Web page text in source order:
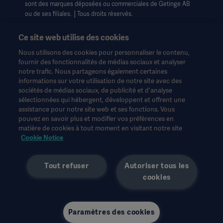
sont des marques déposées ou commerciales de Getinge AB
ou de ses filiales. │Tous droits réservés.
Ces informations sont destinées exclusivement aux
professionnels de la santé ou à d'autres publics professionnels
et sont fournies à titre d'information uniquement. Elles ne sont
pas exhaustives et ne remplacent en aucun cas le mode
d'emploi, le manuel d'entretien ou les conseils médicaux.
Getinge n'assume aucune responsabilité pour toute action ou
omission d'une partie basée sur ce matériel, et l'utilisateur s'y fie
Toute thérapie, solution ou produit mentionné peut ne pas être
disponible ou autorisé dans votre pays. Les informations ne
peuvent être copiées ou utilisées, en tout ou en partie, sans
strictement ceux de l'interviewé et ne reflètent ou ne
représentent pas nécessairement les points de vue de Getinge.
Ce site web utilise des cookies
Nous utilisons des cookies pour personnaliser le contenu,
fournir des fonctionnalités de médias sociaux et analyser
notre trafic. Nous partageons également certaines
informations sur votre utilisation de notre site avec des
sociétés de médias sociaux, de publicité et d'analyse
sélectionnées qui hébergent, développent et offrent une
assistance pour notre site web et ses fonctions. Vous
pouvez en savoir plus et modifier vos préférences en
matière de cookies à tout moment en visitant notre site
Cookie Notice
Autoriser tous les
cookies
Tout refuser
Paramètres des cookies